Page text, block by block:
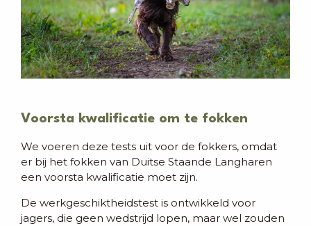
Voorsta kwalificatie om te fokken
We voeren deze tests uit voor de fokkers, omdat
er bij het fokken van Duitse Staande Langharen
een voorsta kwalificatie moet zijn.
De werkgeschiktheidstest is ontwikkeld voor
jagers, die geen wedstrijd lopen, maar wel zouden